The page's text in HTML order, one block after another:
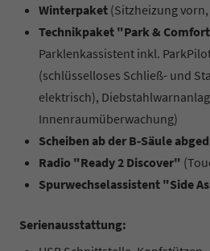
Winterpaket (Sitzheizung
Technikpaket "Park &
Parklenkassistent inkl.
(schlüsselloses Schließ- und
elektrisch),
Innenraumüberwachung)
Scheiben ab der B-Säule
Radio "Ready 2 Discover"
Spurwechselassistent "Side
Serienausstattung: